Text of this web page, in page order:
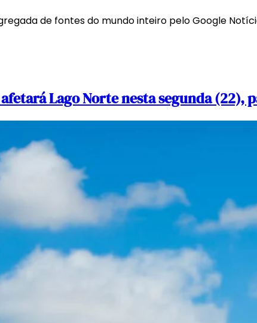
de fontes do mundo inteiro pelo Google
Lago Norte nesta segunda (22),